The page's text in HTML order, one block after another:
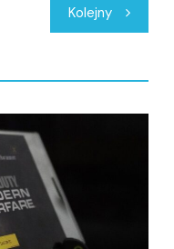
Kolejny